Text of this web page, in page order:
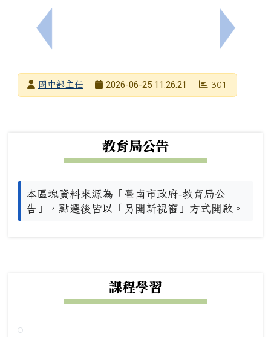
上一筆：臺南市立南寧高級中學115學年度代理教師
下一筆：
發布者國中部主任
2026-06-25 11:26:21 301
教育局公告
本區塊資料來源為「臺南市政府-教育局公
告」，點選後皆以「另開新視窗」方式開啟。
課程學習